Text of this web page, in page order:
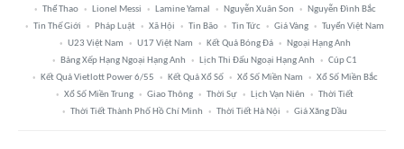
Thể Thao
Lionel Messi Lamine Yamal Nguyễn Xuân Son
Nguyễn Đình Bắc
Tin Thế Giới
Pháp Luật Xã Hội Tin Bão Tin Tức Giá Vàng
Tuyển Việt Nam
U23 Việt Nam
U17 Việt Nam Kết Quả Bóng Đá
Ngoại Hạng Anh
Bảng Xếp Hạng Ngoại Hạng Anh
Lịch Thi Đấu Ngoại Hạng Anh
Cúp C1
Kết Quả Vietlott Power 6/55
Kết Quả Xổ Số Xổ Số Miền Nam
Xổ Số Miền Bắc
Xổ Số Miền Trung
Giao Thông Thời Sự Lịch Vạn Niên
Thời Tiết
Thời Tiết Thành Phố Hồ Chí Minh
Thời Tiết Hà Nội Giá Xăng Dầu